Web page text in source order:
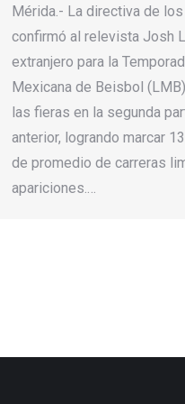
Mérida.- La directiva de
confirmó al relevista Josh
extranjero para la
Mexicana de Beisbol
las fieras en la segunda
anterior, logrando marcar
de promedio de carreras
apariciones.…